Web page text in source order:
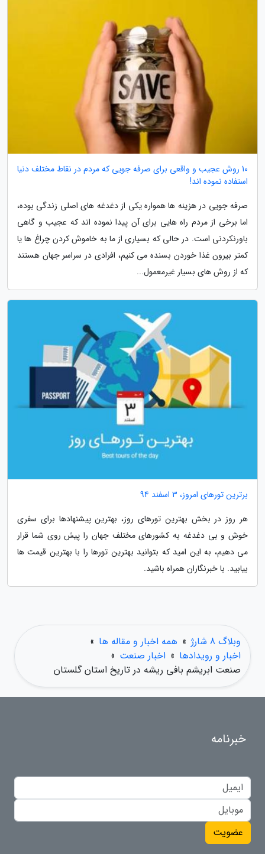
10 روش عجیب و واقعی برای صرفه جویی که مردم در نقاط مختلف دنیا
استفاده نموده اند!
صرفه جویی در هزینه ها همواره یکی از دغدغه های اصلی زندگی بوده،
اما برخی از مردم راه هایی برای آن پیدا نموده اند که عجیب و گاهی
باورنکردنی است. در حالی که بسیاری از ما به خاموش کردن چراغ ها یا
کمتر بیرون غذا خوردن بسنده می کنیم، افرادی در سراسر جهان هستند
که از روش های بسیار غیرمعمول...
برترین تورهای امروز، 3 اسفند 94
هر روز در بخش بهترین تورهای روز، بهترین پیشنهادها برای سفری
خوش و بی دغدغه به کشورهای مختلف جهان را پیش روی شما قرار
می دهیم، به این امید که بتوانید بهترین تورها را با بهترین قیمت ها
بیابید. با خبرنگاران همراه باشید.
وبلاگ 8 شارژ » همه اخبار و مقاله ها »
اخبار و رویدادها » اخبار صنعت »
صنعت ابریشم بافی ریشه در تاریخ استان گلستان
خبرنامه
عضویت